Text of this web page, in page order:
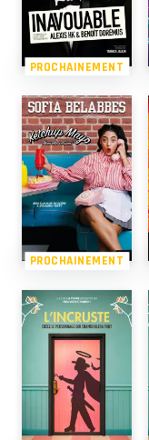
PROCHAINEMENT
PROCHAINEMENT